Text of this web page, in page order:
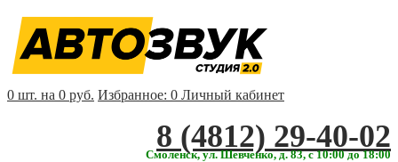
0 шт. на 0 руб. Избранное: 0 Личный кабинет
‎‎8 (4812) 29-40-02
Смоленск, ул. Шевченко, д. 83, с 10:00 до 18:00